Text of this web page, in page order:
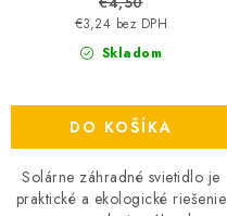
Skladom
€3,24 bez DPH
DO KOŠÍKA
Solárne záhradné svietidlo je
praktické a ekologické riešenie